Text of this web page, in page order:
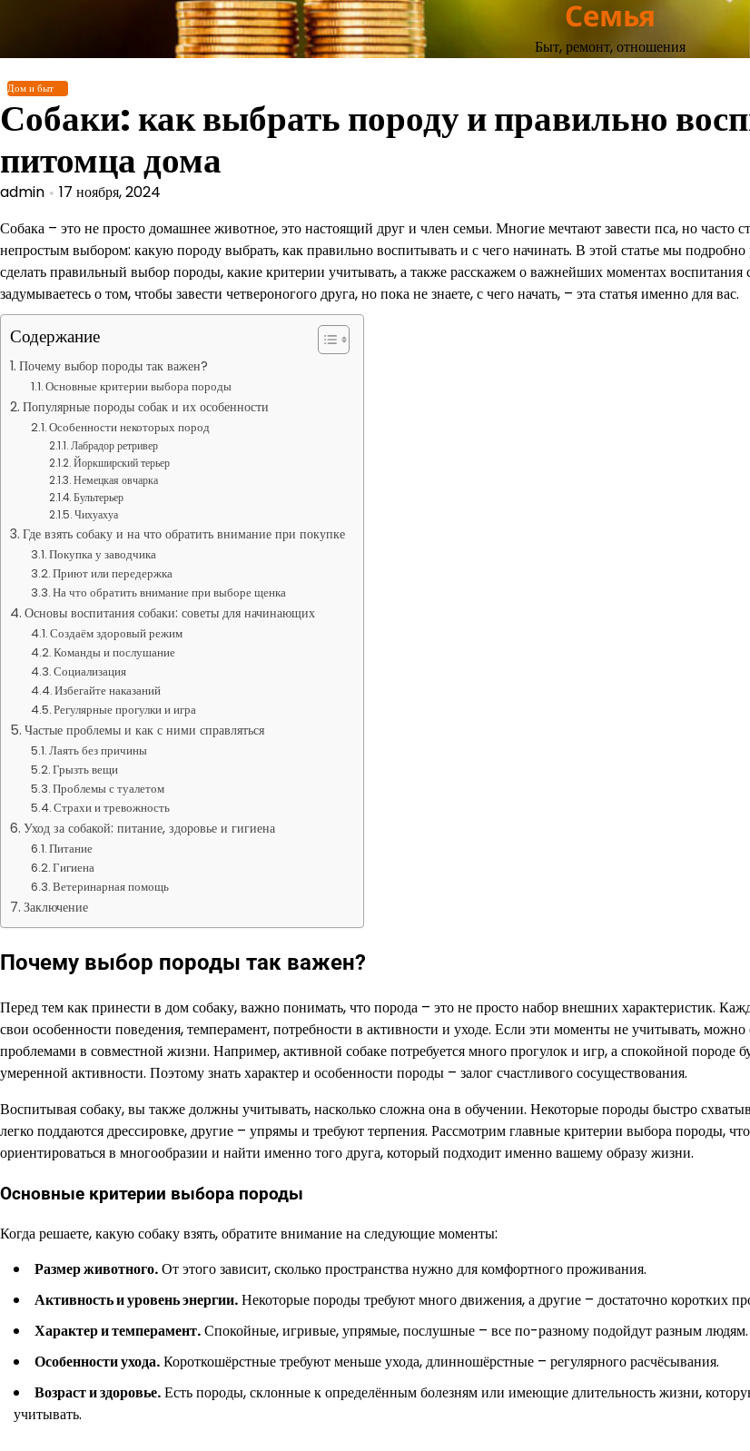
содержимому
Семья
Быт, ремонт, отношения
Дом и быт
Собаки: как выбрать породу и правильно
питомца дома
admin
17 ноября, 2024
Собака – это не просто домашнее животное, это настоящий друг и член семьи. Многие мечтают завести пса, но часто
непростым выбором: какую породу выбрать, как правильно воспитывать и с чего начинать. В этой статье мы подробно
сделать правильный выбор породы, какие критерии учитывать, а также расскажем о важнейших моментах воспитания
задумываетесь о том, чтобы завести четвероногого друга, но пока не знаете, с чего начать, – эта статья именно для вас.
Содержание
Почему выбор породы так важен?
Основные критерии выбора породы
Популярные породы собак и их особенности
Особенности некоторых пород
Лабрадор ретривер
Йоркширский терьер
Немецкая овчарка
Бультерьер
Чихуахуа
Где взять собаку и на что обратить внимание при покупке
Покупка у заводчика
Приют или передержка
На что обратить внимание при выборе щенка
Основы воспитания собаки: советы для начинающих
Создаём здоровый режим
Команды и послушание
Социализация
Избегайте наказаний
Регулярные прогулки и игра
Частые проблемы и как с ними справляться
Лаять без причины
Грызть вещи
Проблемы с туалетом
Страхи и тревожность
Уход за собакой: питание, здоровье и гигиена
Питание
Гигиена
Ветеринарная помощь
Заключение
Почему выбор породы так важен?
Перед тем как принести в дом собаку, важно понимать, что порода – это не просто набор внешних характеристик.
свои особенности поведения, темперамент, потребности в активности и уходе. Если эти моменты не учитывать, можно
проблемами в совместной жизни. Например, активной собаке потребуется много прогулок и игр, а спокойной породе
умеренной активности. Поэтому знать характер и особенности породы – залог счастливого сосуществования.
Воспитывая собаку, вы также должны учитывать, насколько сложна она в обучении. Некоторые породы быстро
легко поддаются дрессировке, другие – упрямы и требуют терпения. Рассмотрим главные критерии выбора породы,
ориентироваться в многообразии и найти именно того друга, который подходит именно вашему образу жизни.
Основные критерии выбора породы
Когда решаете, какую собаку взять, обратите внимание на следующие моменты:
Размер животного.От этого зависит, сколько пространства нужно для комфортного проживания.
Активность и уровень энергии.Некоторые породы требуют много движения, а другие – достаточно коротких
Характер и темперамент.Спокойные, игривые, упрямые, послушные – все по-разному подойдут разным людям.
Особенности ухода.Короткошёрстные требуют меньше ухода, длинношёрстные – регулярного расчёсывания.
Возраст и здоровье.Есть породы, склонные к определённым болезням или имеющие длительность жизни,
учитывать.